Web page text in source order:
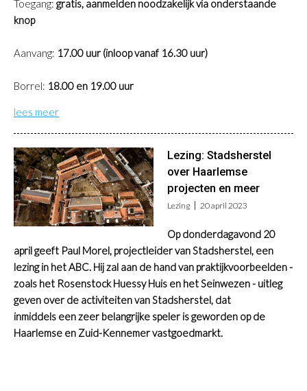
Toegang: gratis, aanmelden noodzakelijk via onderstaande
knop
Aanvang: 17.00 uur (inloop vanaf 16.30 uur)
Borrel: 18.00 en 19.00 uur
lees meer
Lezing: Stadsherstel
over Haarlemse
projecten en meer
Lezing 20 april 2023
Op donderdagavond 20
april geeft Paul Morel, projectleider van Stadsherstel, een
lezing in het ABC. Hij zal aan de hand van praktijkvoorbeelden -
zoals het Rosenstock Huessy Huis en het Seinwezen - uitleg
geven over de activiteiten van Stadsherstel, dat
inmiddels een zeer belangrijke speler is geworden op de
Haarlemse en Zuid-Kennemer vastgoedmarkt.